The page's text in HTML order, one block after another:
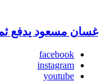
غسان مسعود يدفع
facebook
instagram
youtube